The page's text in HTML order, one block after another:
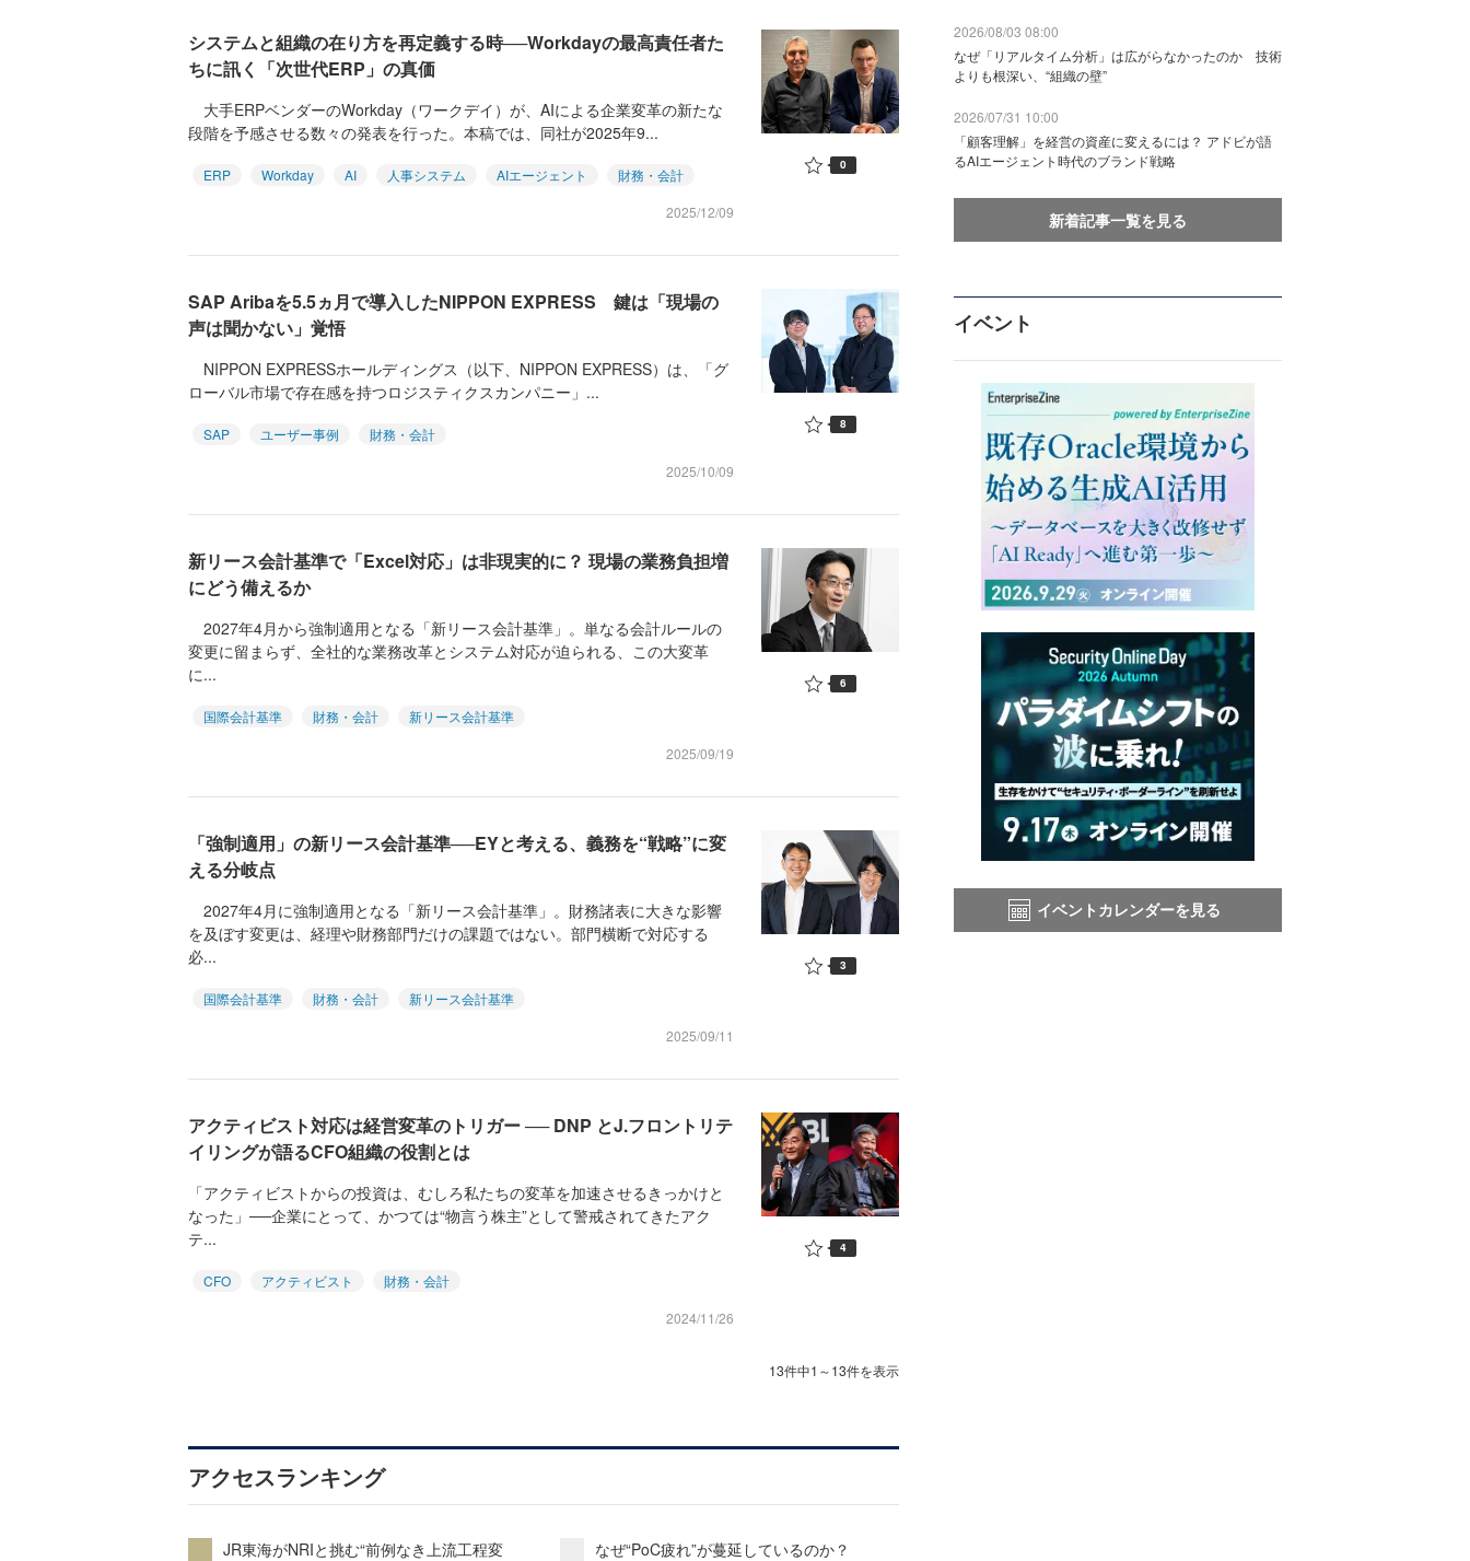
システムと組織の在り方を再定義する時──Workdayの最高責任者た
ちに訊く「次世代ERP」の真価
大手ERPベンダーのWorkday（ワークデイ）が、AIによる企業変革の新たな
段階を予感させる数々の発表を行った。本稿では、同社が2025年9...
ERP Workday AI 人事システム AIエージェント
財務・会計
2025/12/09
0
SAP Aribaを5.5ヵ月で導入したNIPPON EXPRESS 鍵は「現場の
声は聞かない」覚悟
NIPPON EXPRESSホールディングス（以下、NIPPON EXPRESS）は、「グ
ローバル市場で存在感を持つロジスティクスカンパニー」...
SAP ユーザー事例
財務・会計
2025/10/09
8
新リース会計基準で「Excel対応」は非現実的に？ 現場の業務負担増
にどう備えるか
2027年4月から強制適用となる「新リース会計基準」。単なる会計ルールの
変更に留まらず、全社的な業務改革とシステム対応が迫られる、この大変革
に...
国際会計基準 財務・会計
新リース会計基準
2025/09/19
6
「強制適用」の新リース会計基準──EYと考える、義務を“戦略”に変
える分岐点
2027年4月に強制適用となる「新リース会計基準」。財務諸表に大きな影響
を及ぼす変更は、経理や財務部門だけの課題ではない。部門横断で対応する
必...
国際会計基準 財務・会計
新リース会計基準
2025/09/11
3
アクティビスト対応は経営変革のトリガー ── DNP とJ.フロントリテ
イリングが語るCFO組織の役割とは
「アクティビストからの投資は、むしろ私たちの変革を加速させるきっかけと
なった」──企業にとって、かつては“物言う株主”として警戒されてきたアク
テ...
CFO アクティビスト
財務・会計
2024/11/26
4
13件中1～13件を表示
アクセスランキング
JR東海がNRIと挑む“前例なき上流工程変 なぜ“PoC疲れ”が蔓延しているのか？
2026/08/03 08:00
なぜ「リアルタイム分析」は広がらなかったのか 技術
よりも根深い、“組織の壁”
2026/07/31 10:00
「顧客理解」を経営の資産に変えるには？ アドビが語
るAIエージェント時代のブランド戦略
新着記事一覧を見る
イベント
イベントカレンダーを見る